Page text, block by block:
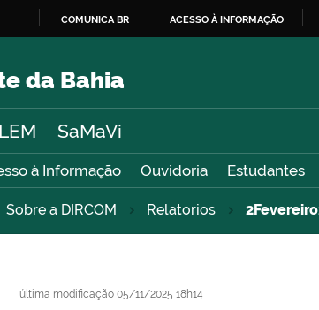
O
COMUNICA BR ACESSO À INFORMAÇÃO
da Bahia
LEM SaMaVi
à Informação Ouvidoria Estudantes
Sobre a DIRCOM Relatorios
última modificação 05/11/2025 18h14